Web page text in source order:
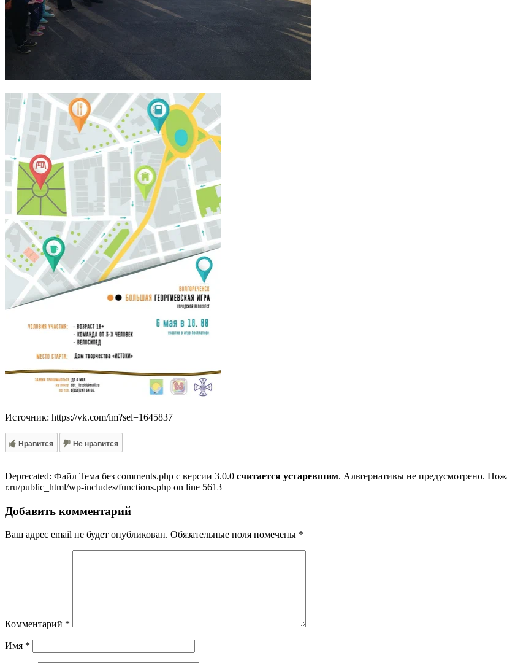
Источник: https://vk.com/im?sel=1645837
Нравится Не нравится
Deprecated: Файл Тема без comments.php с версии 3.0.0 считается устаревшим. Альтернативы не предусмотрено.
r.ru/public_html/wp-includes/functions.php on line 5613
Добавить комментарий
Ваш адрес email не будет опубликован. Обязательные поля помечены *
Комментарий *
Имя *